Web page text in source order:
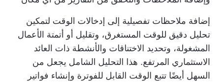
إضافة ملاحظات تفصيلية إلى إدخالات الوقت لتمكين
تحليل دقيق للوقت المستغرق، وتقليل أو أتمتة الأعمال
المشغولة، وتحديد الاختناقات والأنشطة ذات العائد
الاستثماري المرتفع. هذا التحليل الشامل يجعل من
السهل أيضًا تتبع الوقت القابل للفوترة وإنشاء فواتير